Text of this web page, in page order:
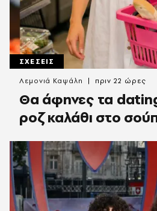
ΣΧΕΣΕΙΣ
Θα άφηνες τα
ροζ καλάθι στο
Λεμονιά Καψάλη πριν 22 ώρες